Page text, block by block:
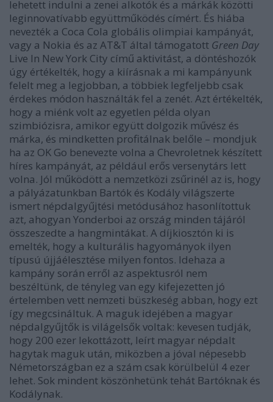
lehetett indulni a zenei alkotók és a márkák közötti
leginnovatívabb együttműködés címért. És hiába
nevezték a Coca Cola globális olimpiai kampányát,
vagy a Nokia és az AT&T által támogatott Green Day
Live In New York City című aktivitást, a döntéshozók
úgy értékelték, hogy a kiírásnak a mi kampányunk
felelt meg a legjobban, a többiek legfeljebb csak
érdekes módon használták fel a zenét. Azt értékelték,
hogy a miénk volt az egyetlen példa olyan
szimbiózisra, amikor együtt dolgozik művész és
márka, és mindketten profitálnak belőle – mondjuk
ha az OK Go benevezte volna a Chevroletnek készített
híres kampányát, az például erős versenytárs lett
volna. Jól működött a nemzetközi zsűrinél az is, hogy
a pályázatunkban Bartók és Kodály világszerte
ismert népdalgyűjtési metódusához hasonlítottuk
azt, ahogyan Yonderboi az ország minden tájáról
összeszedte a hangmintákat. A díjkiosztón ki is
emelték, hogy a kulturális hagyományok ilyen
típusú újjáélesztése milyen fontos. Idehaza a
kampány során erről az aspektusról nem
beszéltünk, de tényleg van egy kifejezetten jó
értelemben vett nemzeti büszkeség abban, hogy ezt
így megcsináltuk. A maguk idejében a magyar
népdalgyűjtők is világelsők voltak: kevesen tudják,
hogy 200 ezer lekottázott, leírt magyar népdalt
hagytak maguk után, miközben a jóval népesebb
Németországban ez a szám csak körülbelül 4 ezer
lehet. Sok mindent köszönhetünk tehát Bartóknak és
Kodálynak.